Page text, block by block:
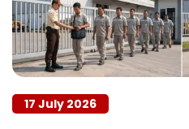
17 July 2026